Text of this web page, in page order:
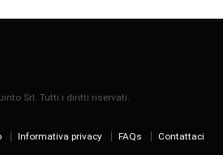
Srl. Tutti i diritti riservati.
Informativa privacy FAQs Contattaci